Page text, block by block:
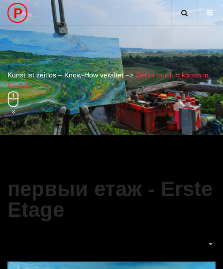
Kunst ist zeitlos – Know-How veraltet –>Get in touch = komm in
Kontakt
первыи етаж - Erste
Etage